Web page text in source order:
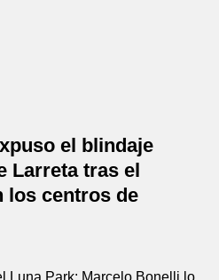
el blindaje
Larreta tras el
los centros de